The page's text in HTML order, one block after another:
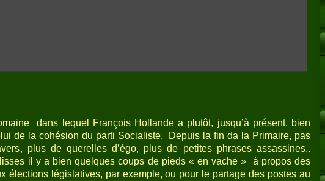
dans lequel François Hollande a plutôt, jusqu’à présent, bien
de la cohésion du parti Socialiste.
Depuis la fin da la Primaire, pas
plus de querelles d’égo, plus de petites phrases assassines..
il y a bien quelques coups de pieds « en vache »
à propos des
élections législatives, par exemple, ou pour le partage des postes au